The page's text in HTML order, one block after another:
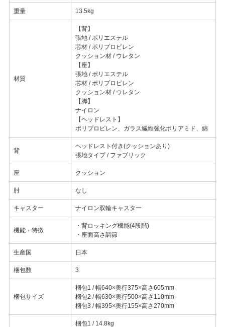
重量 13.5kg
材質
【背】
張地 / ポリエステル
芯材 / ポリプロピレン
クッション材 / ウレタン
【座】
張地 / ポリエステル
芯材 / ポリプロピレン
クッション材 / ウレタン
【脚】
ナイロン
【ヘッドレスト】
ポリプロピレン、ガラス繊維強化ポリアミド、綿
背
ヘッドレスト付き(クッションあり)
張地タイプ / ファブリック
座 クッション
肘 なし
キャスター ナイロン双輪キャスター
機能・特徴
・背ロッキング機能(4段階)
・座面高さ調節
生産国 日本
梱包数 3
梱包サイズ
梱包1 / 幅640×奥行375×高さ605mm
梱包2 / 幅630×奥行500×高さ110mm
梱包3 / 幅395×奥行155×高さ270mm
梱包1 / 14.8kg